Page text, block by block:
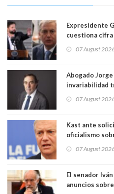
Expresidente
cuestiona
07 August
Abogado
invariabilidad
democracia”
07 August
Kast ante
oficialismo
07 August
El senador
anuncios